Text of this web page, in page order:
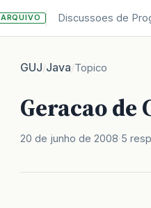
ARQUIVO Discussoes de
GUJ/Java/Topico
Geracao de
20 de junho de 2008 5